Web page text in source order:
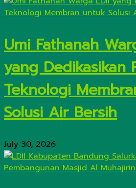
Umi Fathanah
yang Dedikasikan
Teknologi
Solusi Air Bersih
July 30, 2026